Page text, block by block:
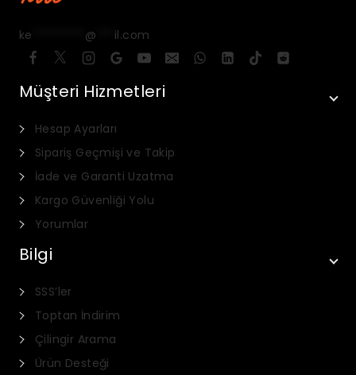
ke @ il.com
Müşteri Hizmetleri
Hesap Ayarları
Sipariş Geçmişi ve Takip
İade ve Garanti Uzatma
Kargo Güvenliği Yolu
Yorumlar
Bilgi
SSS’ler
Toptan İndirim
Çilingir Arama
Ürün Desteği